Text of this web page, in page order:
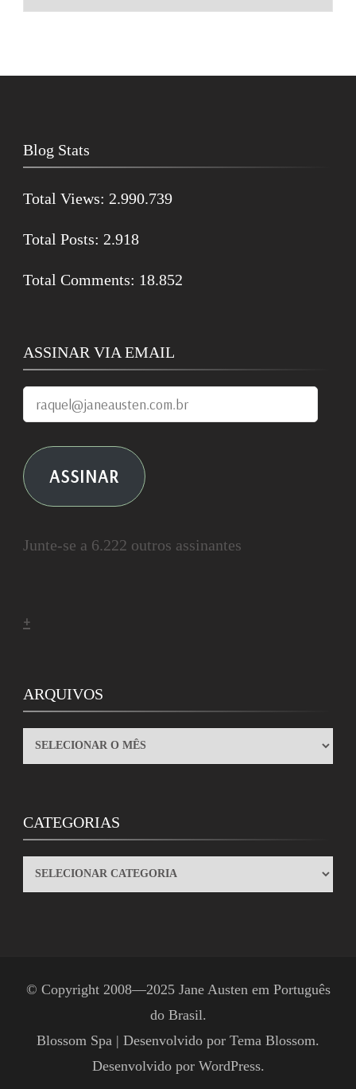
Blog Stats
Total Views: 2.990.739
Total Posts: 2.918
Total Comments: 18.852
ASSINAR VIA EMAIL
raquel@janeausten.com.br
ASSINAR
Junte-se a 6.222 outros assinantes
+
ARQUIVOS
ARQUIVOS
CATEGORIAS
CATEGORIAS
© Copyright 2008—2025 Jane Austen em Português
do Brasil.
Blossom Spa | Desenvolvido por Tema Blossom.
Desenvolvido por WordPress.